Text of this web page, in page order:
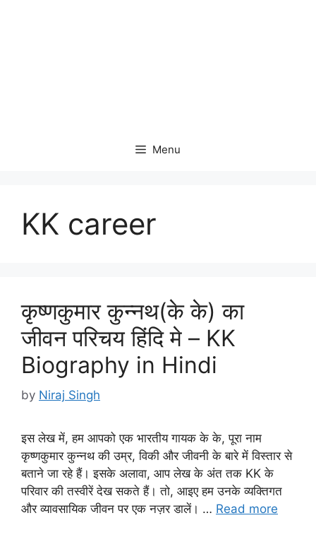
Menu
KK career
कृष्णकुमार कुन्नथ(के के) का
जीवन परिचय हिंदि मे – KK
Biography in Hindi
by Niraj Singh
इस लेख में, हम आपको एक भारतीय गायक के के, पूरा नाम
कृष्णकुमार कुन्नथ की उम्र, विकी और जीवनी के बारे में विस्तार से
बताने जा रहे हैं। इसके अलावा, आप लेख के अंत तक KK के
परिवार की तस्वीरें देख सकते हैं। तो, आइए हम उनके व्यक्तिगत
और व्यावसायिक जीवन पर एक नज़र डालें। … Read more